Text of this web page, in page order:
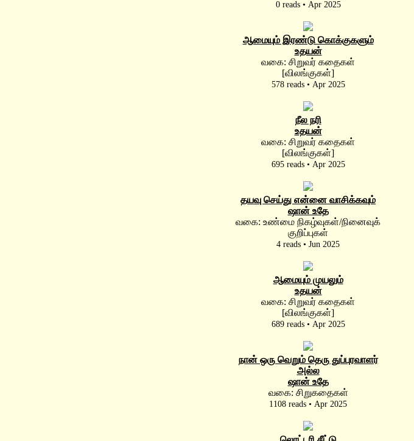
0 reads • Apr 2025
ஆமையும் இரண்டு கொக்குகளும்
உதயன்
வகை: சிறுவர் கதைகள்
[விலங்குகள்]
578 reads • Apr 2025
நீல நரி
உதயன்
வகை: சிறுவர் கதைகள்
[விலங்குகள்]
695 reads • Apr 2025
தயவு செய்து என்னை வாசிக்கவும்
ஷான் உதே
வகை: உண்மை நிகழ்வுகள்/நினைவுக்
குறிப்புகள்
4 reads • Jun 2025
ஆமையும் முயலும்
உதயன்
வகை: சிறுவர் கதைகள்
[விலங்குகள்]
689 reads • Apr 2025
நான் ஒரு வெறும் தெரு துப்புரவாளர்
அல்ல
ஷான் உதே
வகை: சிறுகதைகள்
1108 reads • Apr 2025